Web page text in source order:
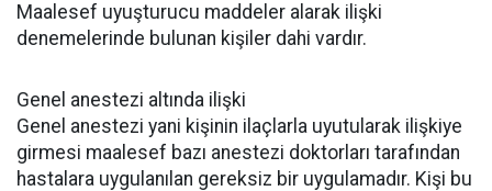
Maalesef uyuşturucu maddeler alarak ilişki
denemelerinde bulunan kişiler dahi vardır.
Genel anestezi altında ilişki
Genel anestezi yani kişinin ilaçlarla uyutularak ilişkiye
girmesi maalesef bazı anestezi doktorları tarafından
hastalara uygulanılan gereksiz bir uygulamadır. Kişi bu